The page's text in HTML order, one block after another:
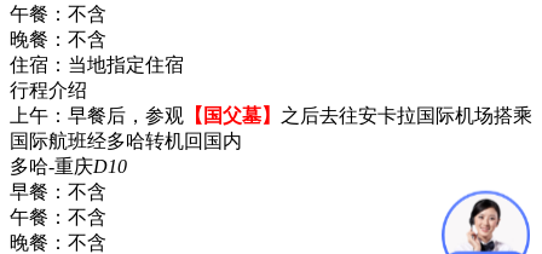
午餐： 不含
晚餐： 不含
住宿： 当地指定住宿
行程介绍
上午：早餐后，参观 【国父墓】 之后去往安卡拉国际机场搭乘
国际航班经多哈转机回国内
多哈-重庆D10
早餐： 不含
午餐： 不含
晚餐： 不含